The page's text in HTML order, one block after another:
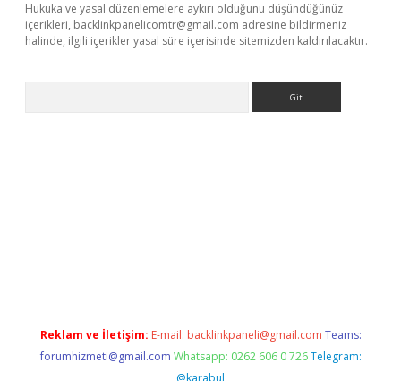
Hukuka ve yasal düzenlemelere aykırı olduğunu düşündüğünüz
içerikleri, backlinkpanelicomtr@gmail.com adresine bildirmeniz
halinde, ilgili içerikler yasal süre içerisinde sitemizden kaldırılacaktır.
Reklam ve İletişim: E-mail: backlinkpaneli@gmail.com Teams:
forumhizmeti@gmail.com Whatsapp: 0262 606 0 726 Telegram:
@karabul